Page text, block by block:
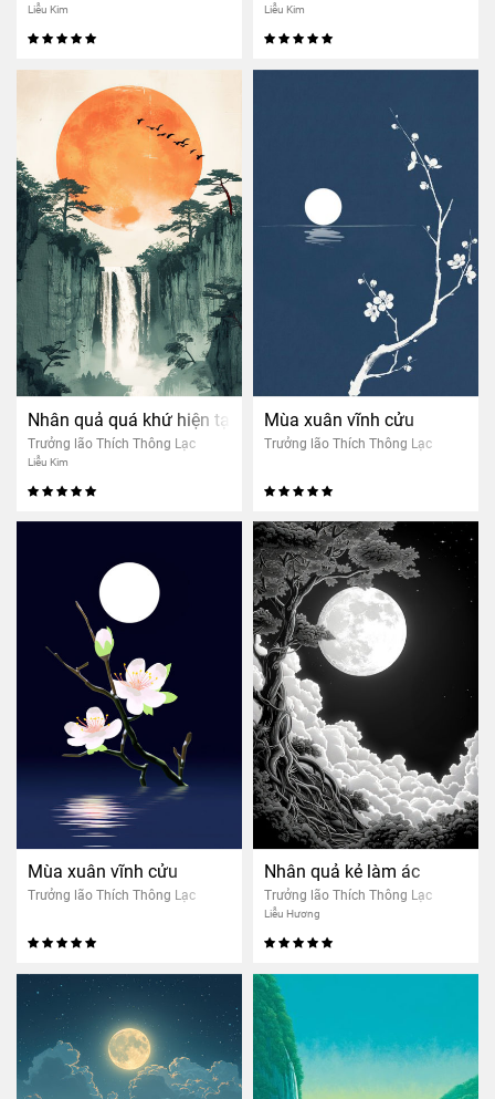
Liễu Kim Liễu Kim
Nhân quả quá khứ hiện tại
Trưởng lão Thích Thông Lạc
Liễu Kim
Mùa xuân vĩnh cửu
Trưởng lão Thích Thông Lạc
Mùa xuân vĩnh cửu
Trưởng lão Thích Thông Lạc
Nhân quả kẻ làm ác
Trưởng lão Thích Thông Lạc
Liễu Hương